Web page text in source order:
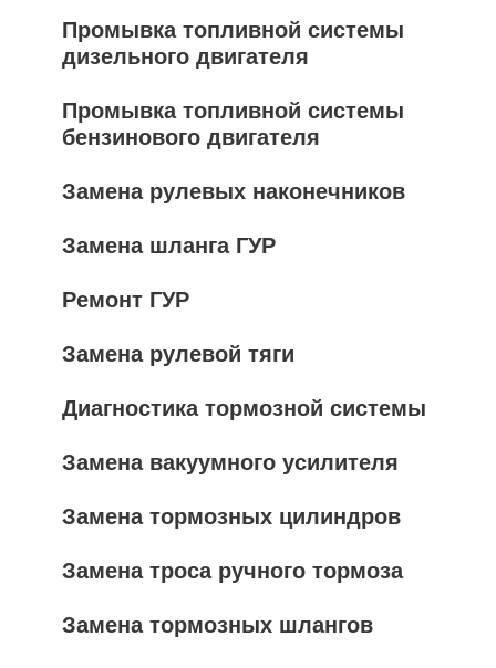
Промывка топливной системы
дизельного двигателя
Промывка топливной системы
бензинового двигателя
Замена рулевых наконечников
Замена шланга ГУР
Ремонт ГУР
Замена рулевой тяги
Диагностика тормозной системы
Замена вакуумного усилителя
Замена тормозных цилиндров
Замена троса ручного тормоза
Замена тормозных шлангов